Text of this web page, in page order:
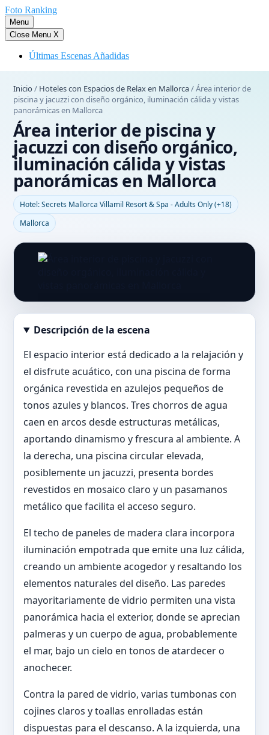
Saltar
al
contenido
Foto Ranking
Menu
Close Menu X
Últimas Escenas Añadidas
Inicio / Hoteles con Espacios de Relax en Mallorca/Área interior de
piscina y jacuzzi con diseño orgánico, iluminación cálida y vistas
panorámicas en Mallorca
Área interior de piscina y
jacuzzi con diseño orgánico,
iluminación cálida y vistas
panorámicas en Mallorca
Hotel: Secrets Mallorca Villamil Resort & Spa - Adults Only (+18)
Mallorca
Abrir imagen en tamaño completo
Descripción de la escena
El espacio interior está dedicado a la relajación y
el disfrute acuático, con una piscina de forma
orgánica revestida en azulejos pequeños de
tonos azules y blancos. Tres chorros de agua
caen en arcos desde estructuras metálicas,
aportando dinamismo y frescura al ambiente. A
la derecha, una piscina circular elevada,
posiblemente un jacuzzi, presenta bordes
revestidos en mosaico claro y un pasamanos
metálico que facilita el acceso seguro.
El techo de paneles de madera clara incorpora
iluminación empotrada que emite una luz cálida,
creando un ambiente acogedor y resaltando los
elementos naturales del diseño. Las paredes
mayoritariamente de vidrio permiten una vista
panorámica hacia el exterior, donde se aprecian
palmeras y un cuerpo de agua, probablemente
el mar, bajo un cielo en tonos de atardecer o
anochecer.
Contra la pared de vidrio, varias tumbonas con
cojines claros y toallas enrolladas están
dispuestas para el descanso. A la izquierda, una